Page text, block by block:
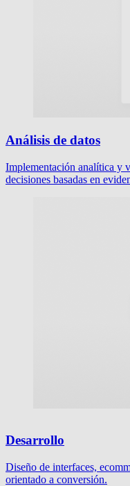
Análisis de datos
Implementación analítica y
decisiones basadas en
Desarrollo
Diseño de interfaces,
orientado a conversión.